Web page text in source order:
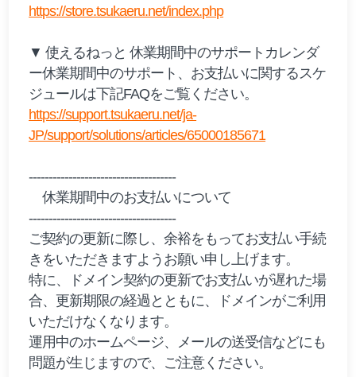
https://store.tsukaeru.net/index.php
▼ 使えるねっと 休業期間中のサポートカレンダ
ー休業期間中のサポート、お支払いに関するスケ
ジュールは下記FAQをご覧ください。
https://support.tsukaeru.net/ja-
JP/support/solutions/articles/65000185671
-------------------------------------
休業期間中のお支払いについて
-------------------------------------
ご契約の更新に際し、余裕をもってお支払い手続
きをいただきますようお願い申し上げます。
特に、ドメイン契約の更新でお支払いが遅れた場
合、更新期限の経過とともに、ドメインがご利用
いただけなくなります。
運用中のホームページ、メールの送受信などにも
問題が生じますので、ご注意ください。